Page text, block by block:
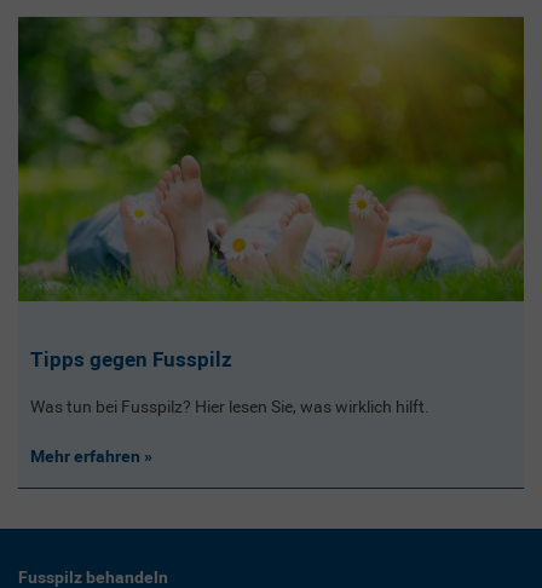
Tipps gegen Fusspilz
Was tun bei Fusspilz? Hier lesen Sie, was wirklich hilft.
Mehr erfahren
Fusspilz behandeln